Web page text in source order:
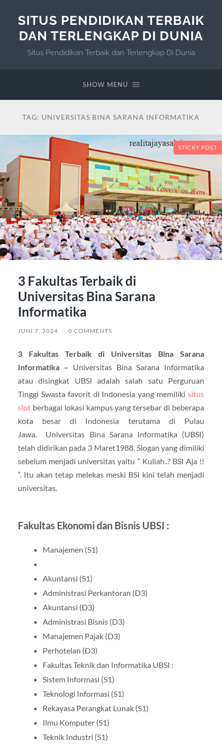
SITUS PENDIDIKAN TERBAIK
DAN TERLENGKAP DI DUNIA
Situs Pendidikan Terbaik dan Terlengkap Di Dunia
SHOW MENU
TAG: UNIVERSITAS BINA SARANA INFORMATIKA
STICKY POST
3 Fakultas Terbaik di
Universitas Bina Sarana
Informatika
JUNI 7, 2024 / 0 COMMENTS
3 Fakultas Terbaik di Universitas Bina Sarana
Informatika – Universitas Bina Sarana Informatika
atau disingkat UBSI adalah salah satu Perguruan
Tinggi Swasta favorit di Indonesia yang memilikisitus
slotberbagai lokasi kampus yang tersebar di beberapa
kota besar di Indonesia terutama di Pulau
Jawa. Universitas Bina Sarana Informatika (UBSI)
telah didirikan pada 3 Maret1988. Slogan yang dimiliki
sebelum menjadi universitas yaitu ” Kuliah..? BSI Aja !!
“. Itu akan tetap melekas meski BSI kini telah menjadi
universitas.
Fakultas Ekonomi dan Bisnis UBSI :
Manajemen (S1)
Akuntansi (S1)
Administrasi Perkantoran (D3)
Akuntansi (D3)
Administrasi Bisnis (D3)
Manajemen Pajak (D3)
Perhotelan (D3)
Fakultas Teknik dan Informatika UBSI :
Sistem Informasi (S1)
Teknologi Informasi (S1)
Rekayasa Perangkat Lunak (S1)
Ilmu Komputer (S1)
Teknik Industri (S1)